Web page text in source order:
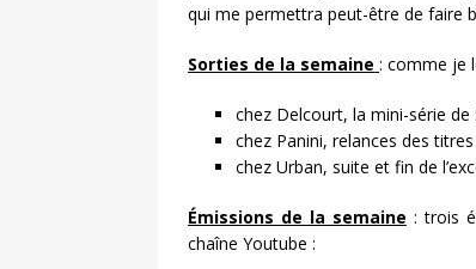
qui me permettra peut-être de faire
Sorties de la semaine : comme je
chez Delcourt, la mini-série
chez Panini, relances des
chez Urban, suite et fin de
Émissions de la semaine : trois
chaîne Youtube :